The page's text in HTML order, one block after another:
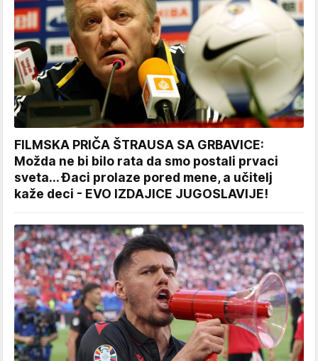
FILMSKA PRIČA ŠTRAUSA SA GRBAVICE:
Možda ne bi bilo rata da smo postali prvaci
sveta... Đaci prolaze pored mene, a učitelj
kaže deci - EVO IZDAJICE JUGOSLAVIJE!